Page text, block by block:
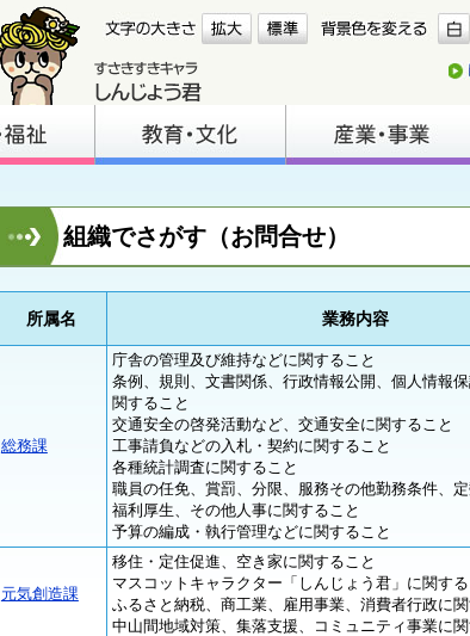
組織でさがす（お問合せ）
所属名 業務内容
総務課
庁舎の管理及び維持などに関すること
条例、規則、文書関係、行政情報公開、個人情報
関すること
交通安全の啓発活動など、交通安全に関すること
工事請負などの入札・契約に関すること
各種統計調査に関すること
職員の任免、賞罰、分限、服務その他勤務条件、定
福利厚生、その他人事に関すること
予算の編成・執行管理などに関すること
元気創造課
移住・定住促進、空き家に関すること
マスコットキャラクター「しんじょう君」に関する
ふるさと納税、商工業、雇用事業、消費者行政に関
中山間地域対策、集落支援、コミュニティ事業に関